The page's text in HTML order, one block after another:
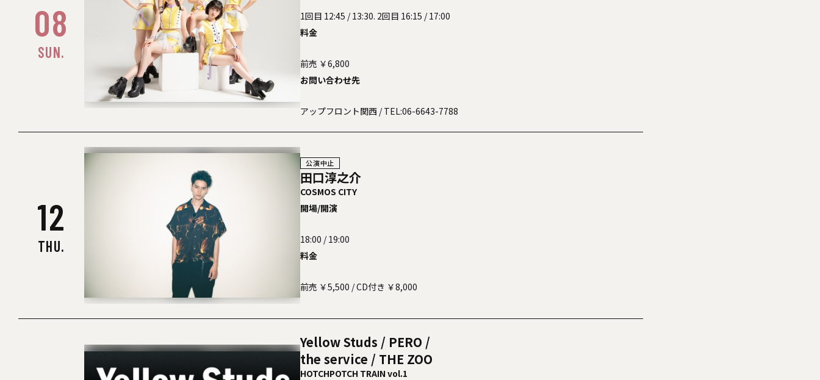
08
SUN.
1回目 12:45 / 13:30. 2回目 16:15 / 17:00
料金
前売 ￥6,800
お問い合わせ先
アップフロント関西 / TEL:06-6643-7788
12
THU.
公演中止
田口淳之介
COSMOS CITY
開場/開演
18:00 / 19:00
料金
前売 ￥5,500 / CD付き ￥8,000
Yellow Studs / PERO /
the service / THE ZOO
HOTCHPOTCH TRAIN vol.1